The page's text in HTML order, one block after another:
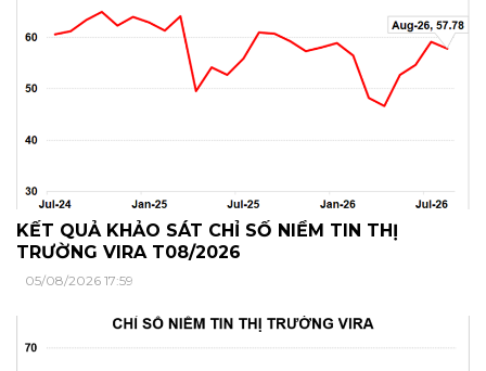
KẾT QUẢ KHẢO SÁT CHỈ SỐ NIỀM TIN THỊ
TRƯỜNG VIRA T08/2026
05/08/2026 17:59